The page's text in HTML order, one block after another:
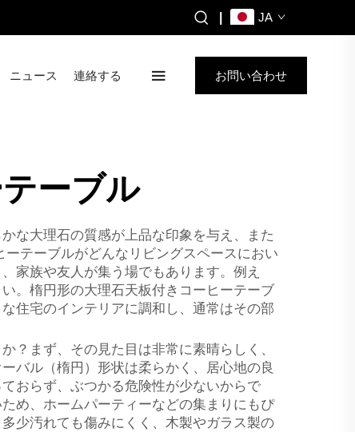
JA
ニュース 連絡する お問い合わせ
ーブル
な大理石の質感が上品な印象を与え、また
テーブルがどんなリビングスペースにおい
家族や友人が集う場でもあります。例え
。楕円形の大理石天板付きコーヒーテーブ
住宅のインテリアに調和し、通常はその部
？まず、その見た目は非常に素晴らしく、
バル（楕円）形状は柔らかく、居心地の良
おらず、ぶつかる危険性が少ないからで
め、ホームパーティーなどの集まりにもぴ
少汚れても傷みにくく、木製やガラス製の